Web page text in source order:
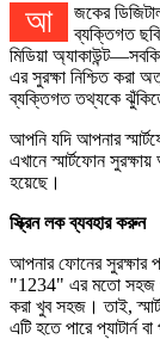
আজকের ডিজিটাল যুগে স্মার্টফোন আমাদের জীবনের এক অপরিহার্য অংশ।
ব্যক্তিগত
মিডিয়া
এর সুরক্ষা নিশ্চিত
ব্যক্তিগত তথ্যকে
আপনি যদি আপনার
এখানে স্মার্টফোন
হয়েছে।
স্ক্রিন লক ব্যবহার করুন
আপনার ফোনের সুরক্ষার
"1234" এর মতো সহজ
করা খুব সহজ। তাই,
এটি হতে পারে প্যাটার্ন